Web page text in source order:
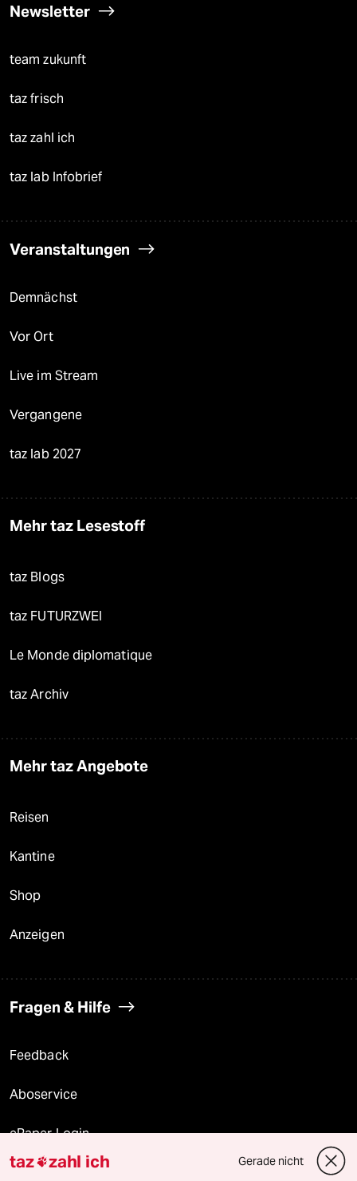
Newsletter
team zukunft
taz frisch
taz zahl ich
taz lab Infobrief
Veranstaltungen
Demnächst
Vor Ort
Live im Stream
Vergangene
taz lab 2027
Mehr taz Lesestoff
taz Blogs
taz FUTURZWEI
Le Monde diplomatique
taz Archiv
Mehr taz Angebote
Reisen
Kantine
Shop
Anzeigen
Fragen & Hilfe
Feedback
Aboservice
ePaper Login
Downloads für Abonnierende
taz zahl ich Gerade nicht